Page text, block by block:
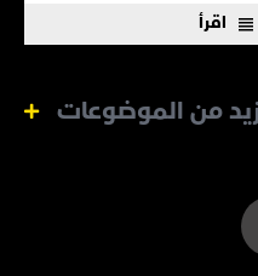
اقرأ
من الموضوعات